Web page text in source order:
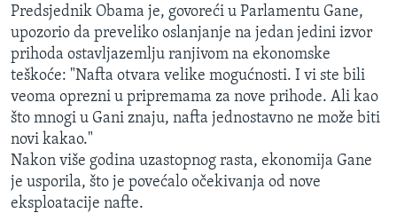
Predsjednik Obama je, govoreći u Parlamentu Gane,
upozorio da preveliko oslanjanje na jedan jedini izvor
prihoda ostavljazemlju ranjivom na ekonomske
teškoće: "Nafta otvara velike mogućnosti. I vi ste bili
veoma oprezni u pripremama za nove prihode. Ali kao
što mnogi u Gani znaju, nafta jednostavno ne može biti
novi kakao."
Nakon više godina uzastopnog rasta, ekonomija Gane
je usporila, što je povećalo očekivanja od nove
eksploatacije nafte.